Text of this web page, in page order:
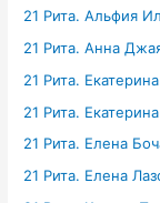
21 Рита. Альфия
21 Рита. Анна
21 Рита.
21 Рита.
21 Рита. Елена
21 Рита. Елена